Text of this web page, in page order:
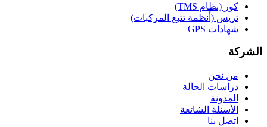
كور (نظام TMS)
تريس (أنظمة تتبع المركبات)
شهادات GPS
الشركة
من نحن
دراسات الحالة
المدونة
الأسئلة الشائعة
اتصل بنا